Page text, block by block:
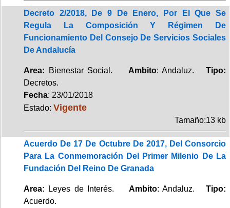
Decreto 2/2018, De 9 De Enero, Por El Que Se
Regula La Composición Y Régimen De
Funcionamiento Del Consejo De Servicios Sociales
De Andalucía
Area: Bienestar Social. Ambito: Andaluz.Tipo:
Decretos.
Fecha: 23/01/2018
Estado: Vigente
Tamaño:13 kb
Acuerdo De 17 De Octubre De 2017, Del Consorcio
Para La Conmemoración Del Primer Milenio De La
Fundación Del Reino De Granada
Area: Leyes de Interés. Ambito: Andaluz.Tipo:
Acuerdo.